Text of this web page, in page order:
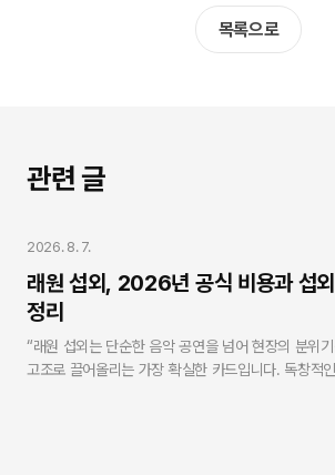
목록으로
관련 글
2026. 8. 7.
래원 섭외, 2026년 공식 비용과 섭
정리
“래원 섭외는 단순한 음악 공연을 넘어 현장의 분위
고조로 끌어올리는 가장 확실한 카드입니다. 독창적